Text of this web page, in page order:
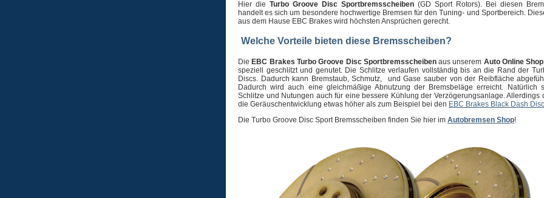
Hier die Turbo Groove Disc Sportbremsscheiben (GD Sport Rotors). Bei diesen
handelt es sich um besondere hochwertige Bremsen für den Tuning- und Sportbereich.
aus dem Hause EBC Brakes wird höchsten Ansprüchen gerecht.
Welche Vorteile bieten diese Bremsscheiben?
Die EBC Brakes Turbo Groove Disc Sportbremsscheibenaus unserem Auto Online Shop
speziell geschlitzt und genutet. Die Schlitze verlaufen vollständig bis an die Rand der
Discs. Dadurch kann Bremstaub, Schmutz, und Gase sauber von der Reibfläche
Dadurch wird auch eine gleichmäßige Abnutzung der Bremsbeläge erreicht. Natürlich
Schlitze und Nutungen auch für eine bessere Kühlung der Verzögerungsanlage. Allerdings
die Geräuschentwicklung etwas höher als zum Beispiel bei den EBC Brakes Black Dash
Die Turbo Groove Disc Sport Bremsscheiben finden Sie hier im Autobremsen Shop!